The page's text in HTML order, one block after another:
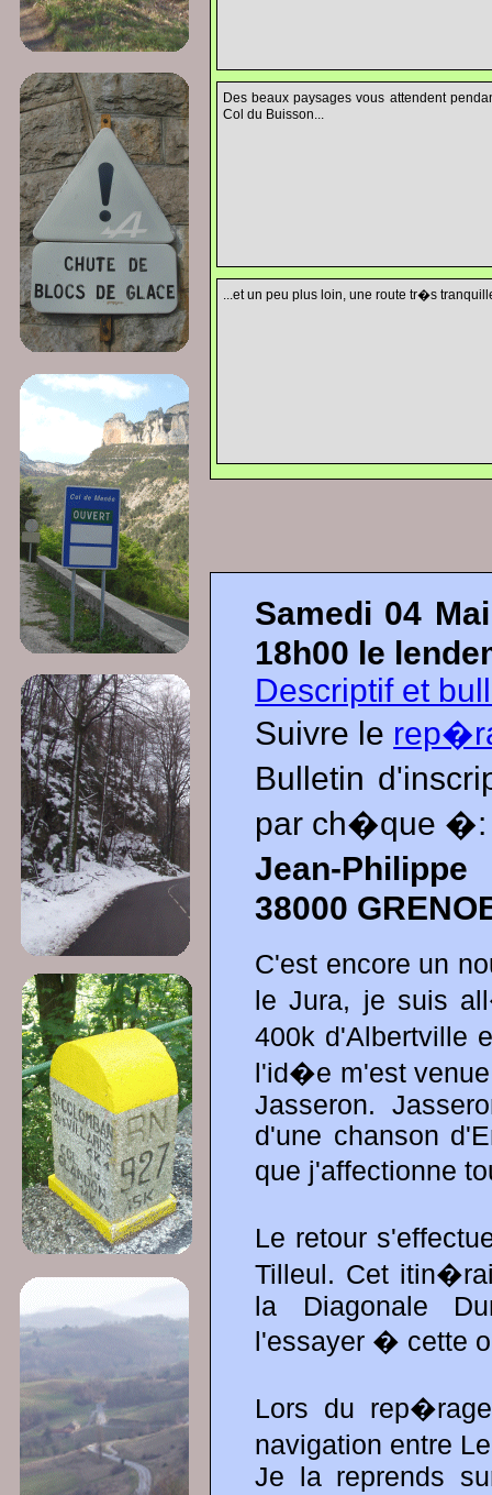
Des beaux paysages vous attendent
Col du Buisson...
...et un peu plus loin, une route tr�s
Samedi 04
18h00 le
Descriptif et
Suivre le
Bulletin
par ch�que �:
Jean-
38000
C'est encore un
le Jura, je suis
400k d'Albertville
l'id�e m'est venue
Jasseron.
d'une chanson
que j'affectionne
Le retour
Tilleul. Cet
la Diagonale
l'essayer � cette
Lors du
navigation entre
Je la reprends